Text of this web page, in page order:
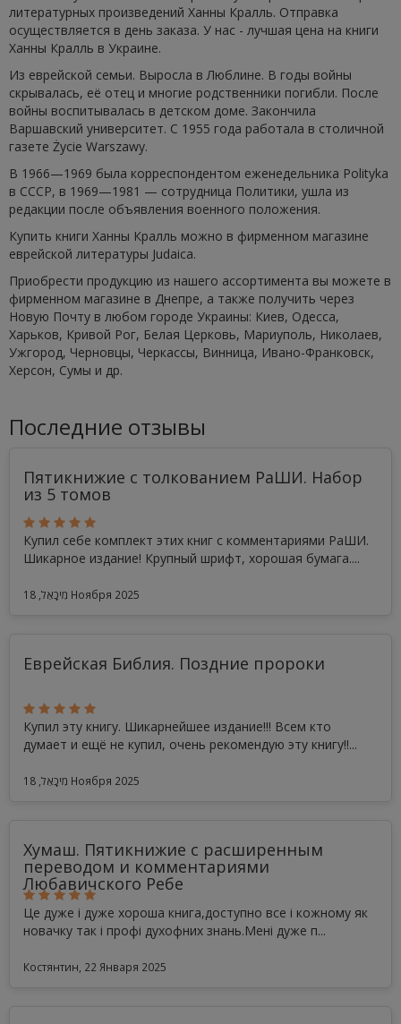
литературных произведений Ханны Кралль. Отправка
осуществляется в день заказа. У нас - лучшая цена на книги
Ханны Кралль в Украине.
Из еврейской семьи. Выросла в Люблине. В годы войны
скрывалась, её отец и многие родственники погибли. После
войны воспитывалась в детском доме. Закончила
Варшавский университет. С 1955 года работала в столичной
газете Życie Warszawy.
В 1966—1969 была корреспондентом еженедельника Polityka
в СССР, в 1969—1981 — сотрудница Политики, ушла из
редакции после объявления военного положения.
Купить книги Ханны Кралль можно в фирменном магазине
еврейской литературы Judaica.
Приобрести продукцию из нашего ассортимента вы можете в
фирменном магазине в Днепре, а также получить через
Новую Почту в любом городе Украины: Киев, Одесса,
Харьков, Кривой Рог, Белая Церковь, Мариуполь, Николаев,
Ужгород, Черновцы, Черкассы, Винница, Ивано-Франковск,
Херсон, Сумы и др.
Последние отзывы
Пятикнижие с толкованием РаШИ. Набор
из 5 томов
Купил себе комплект этих книг с комментариями РаШИ.
Шикарное издание! Крупный шрифт, хорошая бумага....
מִיכָאֵל, 18 Ноября 2025
Еврейская Библия. Поздние пророки
Купил эту книгу. Шикарнейшее издание!!! Всем кто
думает и ещё не купил, очень рекомендую эту книгу!!...
מִיכָאֵל, 18 Ноября 2025
Хумаш. Пятикнижие с расширенным
переводом и комментариями
Любавичского Ребе
Це дуже і дуже хороша книга,доступно все і кожному як
новачку так і профі духофних знань.Мені дуже п...
Костянтин, 22 Января 2025